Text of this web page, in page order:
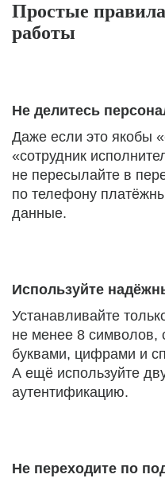
Простые правила
работы
Не делитесь
Даже если это якобы
«сотрудник
не пересылайте в
по телефону
данные.
Используйте
Устанавливайте
не менее 8 символов,
буквами, цифрами и
А ещё используйте
аутентификацию.
Не переходите по